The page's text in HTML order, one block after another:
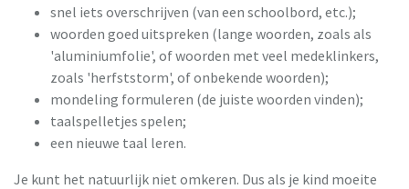
snel iets overschrijven (van een schoolbord, etc.);
woorden goed uitspreken (lange woorden, zoals als
'aluminiumfolie', of woorden met veel medeklinkers,
zoals 'herfststorm', of onbekende woorden);
mondeling formuleren (de juiste woorden vinden);
taalspelletjes spelen;
een nieuwe taal leren.
Je kunt het natuurlijk niet omkeren. Dus als je kind moeite